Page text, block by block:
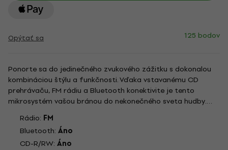
Opýtať sa 125 bodov
Ponorte sa do jedinečného zvukového zážitku s dokonalou
kombináciou štýlu a funkčnosti. Vďaka vstavanému CD
prehrávaču, FM rádiu a Bluetooth konektivite je tento
mikrosystém vašou bránou do nekonečného sveta hudby.
Objavte znovu svoje obľúbené CD s výnimočnou čistotou
zvuku vďaka vysokokvalitnému CD prehrávaču. Ak
uprednostňujete počúvanie...
Rádio: FM
Bluetooth: Áno
CD-R/RW: Áno